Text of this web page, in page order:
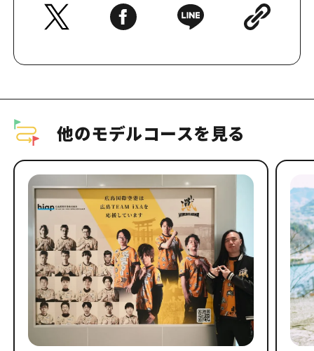
他のモデルコースを見る